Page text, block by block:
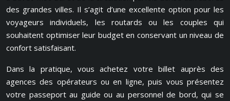
des grandes villes. Il s’agit d’une excellente option pour les
voyageurs individuels, les routards ou les couples qui
souhaitent optimiser leur budget en conservant un niveau de
confort satisfaisant.
Dans la pratique, vous achetez votre billet auprès des
agences des opérateurs ou en ligne, puis vous présentez
votre passeport au guide ou au personnel de bord, qui se